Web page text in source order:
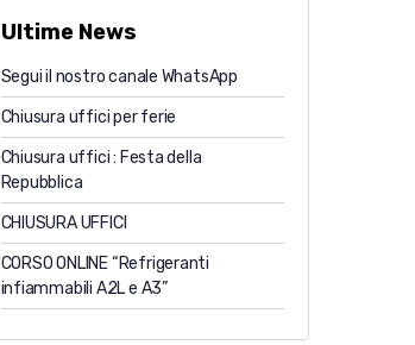
Ultime News
Segui il nostro canale WhatsApp
Chiusura uffici per ferie
Chiusura uffici : Festa della
Repubblica
CHIUSURA UFFICI
CORSO ONLINE “Refrigeranti
infiammabili A2L e A3”